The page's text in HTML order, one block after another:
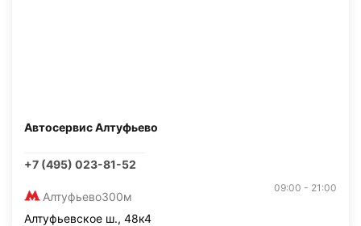
Автосервис Алтуфьево
+7 (495) 023-81-52
Алтуфьево300м
09:00 - 21:00
Алтуфьевское ш., 48к4